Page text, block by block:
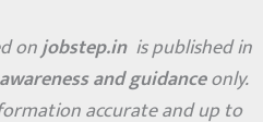
onjobstep.in is published in
and guidanceonly.
accurate and up to